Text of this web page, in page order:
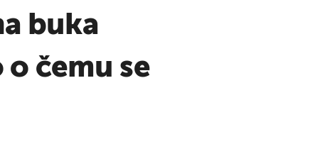
buka
čemu se